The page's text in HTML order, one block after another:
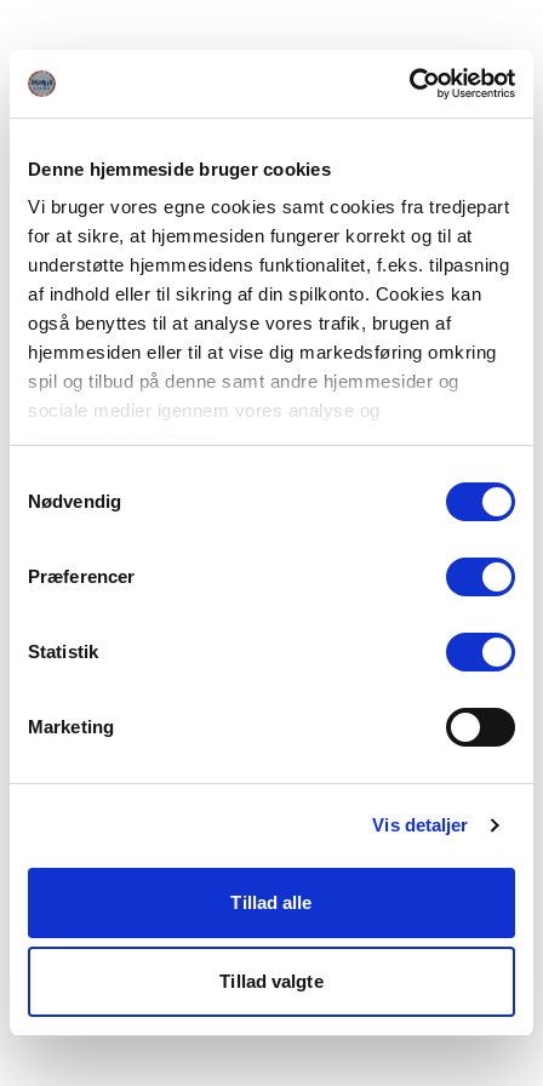
Denne hjemmeside bruger cookies
Vi bruger vores egne cookies samt cookies fra tredjepart
for at sikre, at hjemmesiden fungerer korrekt og til at
understøtte hjemmesidens funktionalitet, f.eks. tilpasning
af indhold eller til sikring af din spilkonto. Cookies kan
også benyttes til at analyse vores trafik, brugen af
hjemmesiden eller til at vise dig markedsføring omkring
spil og tilbud på denne samt andre hjemmesider og
sociale medier igennem vores analyse og
Du kan læse mere om vores brug af cookies under
"Detaljer" eller ved at klikke videre til vores Cookiepolitik,
Nødvendig
Præferencer
Statistik
Marketing
Vis detaljer
Tillad alle
Tillad valgte